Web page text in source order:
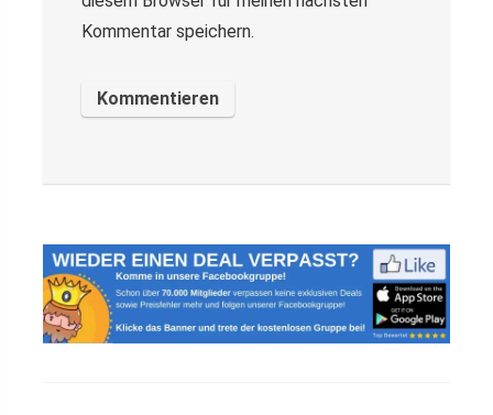
Kommentar speichern.